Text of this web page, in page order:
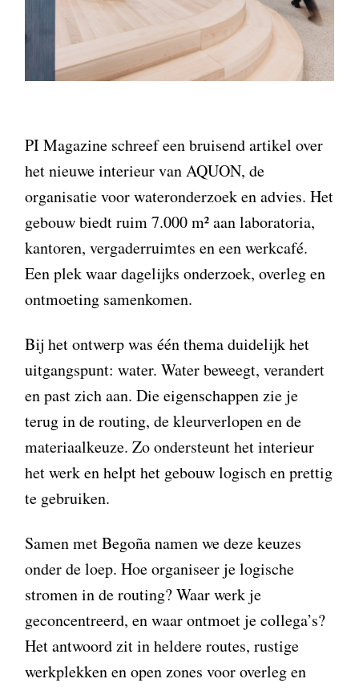
PI Magazine schreef een bruisend artikel over
het nieuwe interieur van AQUON, de
organisatie voor wateronderzoek en advies. Het
gebouw biedt ruim 7.000 m² aan laboratoria,
kantoren, vergaderruimtes en een werkcafé.
Een plek waar dagelijks onderzoek, overleg en
ontmoeting samenkomen.
Bij het ontwerp was één thema duidelijk het
uitgangspunt: water. Water beweegt, verandert
en past zich aan. Die eigenschappen zie je
terug in de routing, de kleurverlopen en de
materiaalkeuze. Zo ondersteunt het interieur
het werk en helpt het gebouw logisch en prettig
te gebruiken.
Samen met Begoña namen we deze keuzes
onder de loep. Hoe organiseer je logische
stromen in de routing? Waar werk je
geconcentreerd, en waar ontmoet je collega’s?
Het antwoord zit in heldere routes, rustige
werkplekken en open zones voor overleg en